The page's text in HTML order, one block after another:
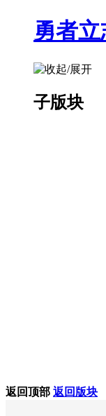
勇者
子版块
返回顶部 返回版块